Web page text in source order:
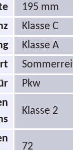
195 mm
Klasse C
Klasse A
Pkw
Klasse 2
72